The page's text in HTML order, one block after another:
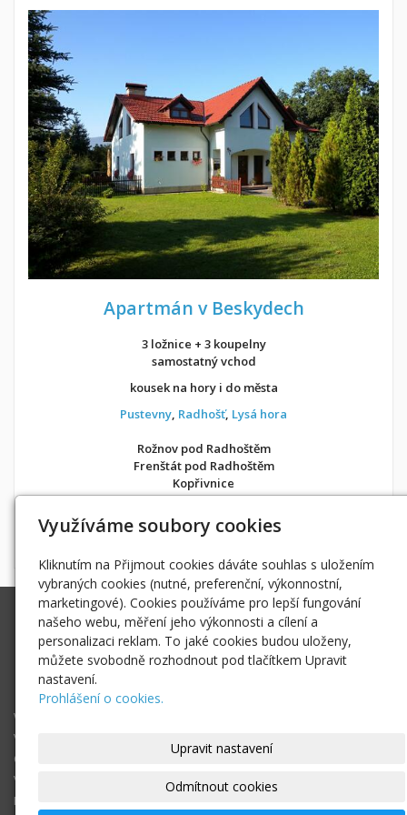
Apartmán v Beskydech
3 ložnice + 3 koupelny
samostatný vchod
kousek na hory i do města
Pustevny, Radhošť, Lysá hora
Rožnov pod Radhoštěm
Frenštát pod Radhoštěm
Kopřivnice
Možnost objednání ubytování také přesAirbnb
Ing. Radek Hoďák
Tichá 502, 742 74 Tichá
IČ: 18979661
radek@hodak.cz
Webové kamery
Vložte webkameru
O projektu webkamery online
Vyhledej webkameru ...
Fotogalerie
Využíváme soubory cookies
Kliknutím na Přijmout cookies dáváte souhlas s uložením
vybraných cookies (nutné, preferenční, výkonnostní,
marketingové). Cookies používáme pro lepší fungování
našeho webu, měření jeho výkonnosti a cílení a
personalizaci reklam. To jaké cookies budou uloženy,
můžete svobodně rozhodnout pod tlačítkem Upravit
nastavení.
Prohlášení o cookies.
Upravit nastavení
Odmítnout cookies